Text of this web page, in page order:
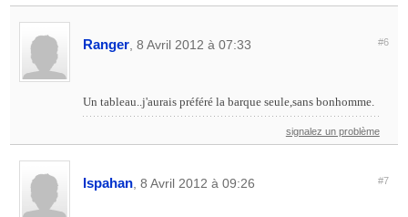
Ranger , 8 Avril 2012 à 07:33 #6
Un tableau..j'aurais préféré la barque seule,sans bonhomme.
signalez un problème
Ispahan , 8 Avril 2012 à 09:26 #7